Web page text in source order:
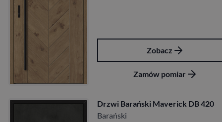
Zobacz
Zamów pomiar
Drzwi Barański Maverick DB 420
Barański